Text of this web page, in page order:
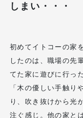
しまい・・・
初めてイトコーの家
したのは、職場の先
てた家に遊びに行っ
「木の優しい手触り
り、吹き抜けから光
注ぐ感じ。他の家と